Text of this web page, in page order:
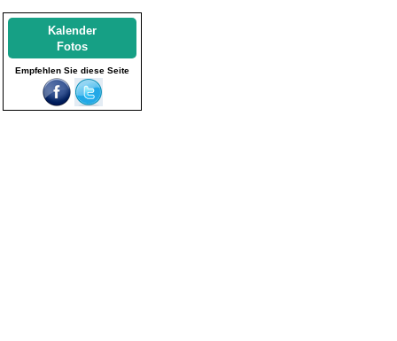
Kalender
Fotos
Empfehlen Sie diese Seite